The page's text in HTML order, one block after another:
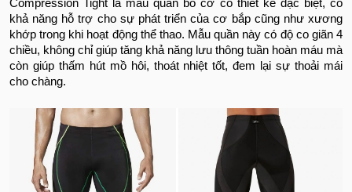
Compression Tight là mẫu quần bó cơ có thiết kế đặc biệt, có
khả năng hỗ trợ cho sự phát triển của cơ bắp cũng như xương
khớp trong khi hoạt động thể thao. Mẫu quần này có độ co giãn 4
chiều, không chỉ giúp tăng khả năng lưu thông tuần hoàn máu mà
còn giúp thấm hút mồ hôi, thoát nhiệt tốt, đem lại sự thoải mái
cho chàng.